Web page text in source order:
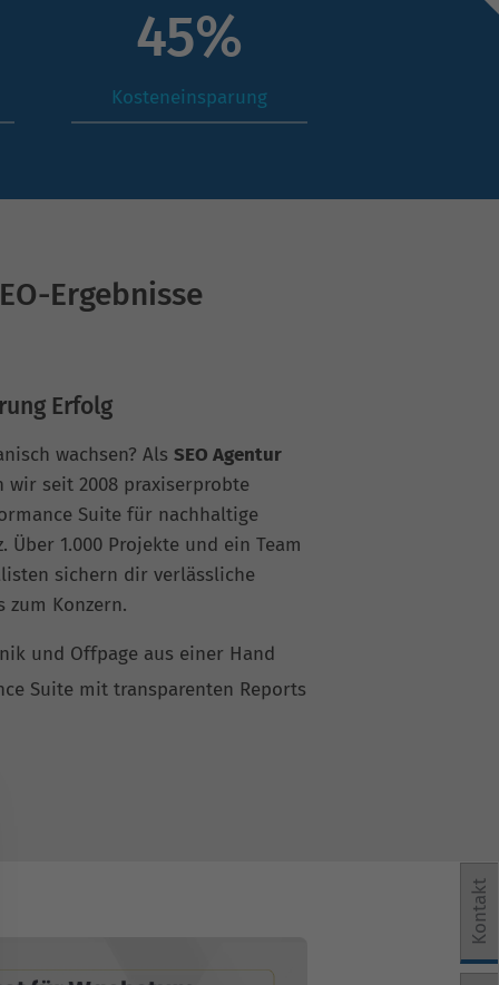
61%
Kosteneinsparung
Ergebnisse
Erfolg
wachsen? Als SEO Agentur
wir seit 2008 praxiserprobte
Suite für nachhaltige
Über 1.000 Projekte und ein Team
sichern dir verlässliche
zum Konzern.
und Offpage aus einer Hand
Suite mit transparenten Reports
Kontakt